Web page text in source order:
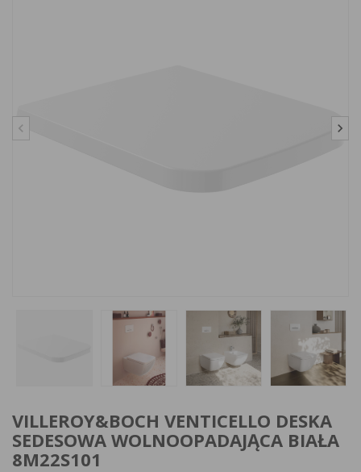
VILLEROY&BOCH VENTICELLO DESKA
SEDESOWA WOLNOOPADAJĄCA BIAŁA
8M22S101